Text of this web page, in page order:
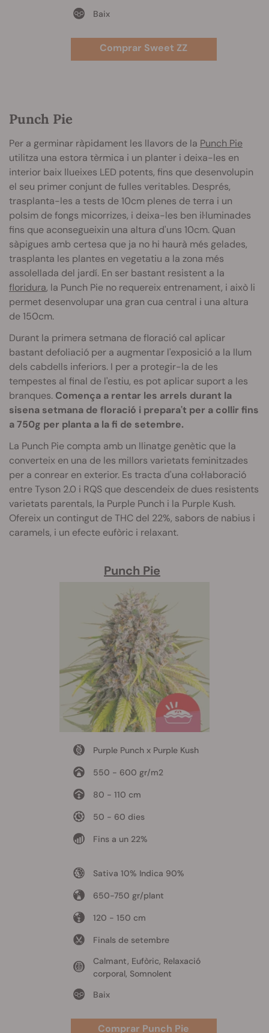
Baix
Comprar Sweet ZZ
Punch Pie
Per a germinar ràpidament les llavors de la Punch Pie
utilitza una estora tèrmica i un planter i deixa-les en
interior baix llueixes LED potents, fins que desenvolupin
el seu primer conjunt de fulles veritables. Després,
trasplanta-les a tests de 10cm plenes de terra i un
polsim de fongs micorrizes, i deixa-les ben il·luminades
fins que aconsegueixin una altura d'uns 10cm. Quan
sàpigues amb certesa que ja no hi haurà més gelades,
trasplanta les plantes en vegetatiu a la zona més
assolellada del jardí. En ser bastant resistent a la
floridura, la Punch Pie no requereix entrenament, i això li
permet desenvolupar una gran cua central i una altura
de 150cm.
Durant la primera setmana de floració cal aplicar
bastant defoliació per a augmentar l'exposició a la llum
dels cabdells inferiors. I per a protegir-la de les
tempestes al final de l'estiu, es pot aplicar suport a les
branques. Comença a rentar les arrels durant la
sisena setmana de floració i prepara't per a collir fins
a 750g per planta a la fi de setembre.
La Punch Pie compta amb un llinatge genètic que la
converteix en una de les millors varietats feminitzades
per a conrear en exterior. Es tracta d'una col·laboració
entre Tyson 2.0 i RQS que descendeix de dues resistents
varietats parentals, la Purple Punch i la Purple Kush.
Ofereix un contingut de THC del 22%, sabors de nabius i
caramels, i un efecte eufòric i relaxant.
Punch Pie
Purple Punch x Purple Kush
550 - 600 gr/m2
80 - 110 cm
50 - 60 dies
Fins a un 22%
Sativa 10% Indica 90%
650-750 gr/plant
120 - 150 cm
Finals de setembre
Calmant, Eufòric, Relaxació
corporal, Somnolent
Baix
Comprar Punch Pie